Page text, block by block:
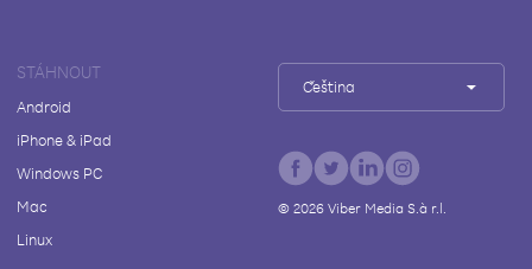
STÁHNOUT
Android
iPhone & iPad
Windows PC
Mac
Linux
Čeština
© 2026Viber Media S.à r.l.